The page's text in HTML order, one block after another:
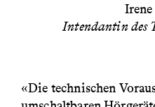
Intendantin des
«Die technischen